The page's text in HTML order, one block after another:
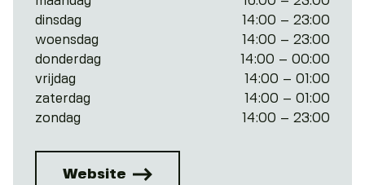
dinsdag
14:00 – 23:00
woensdag
14:00 – 23:00
donderdag
14:00 – 00:00
vrijdag
14:00 – 01:00
zaterdag
14:00 – 01:00
zondag
14:00 – 23:00
Website